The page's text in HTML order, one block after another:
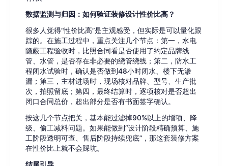
数据监测与归因：如何验证装修设计性价比高？
很多人觉得“性价比高”是主观感受，但实际是可以量化跟
踪的。在施工过程中，重点关注几个节点：第一，水电
隐蔽工程验收时，比照合同看是否使用了约定品牌线
管、水管，是否存在非必要的绕管绕线；第二，防水工
程闭水试验时，确认是否做到48小时闭水、楼下无渗
漏；第三，主材进场时，现场核对品牌、型号、生产批
次，拍照留底；第四，最终结算时，逐项核对是否超出
闭口合同总价，超出部分是否有书面签字确认。
按这几个节点把关，基本能过滤掉90%以上的增项、降
级、偷工减料问题。如果能做到“设计阶段精确预算、施
工阶段透明可查、售后阶段持续兜底”，那这套装修方案
在性价比上就不会踩坑。